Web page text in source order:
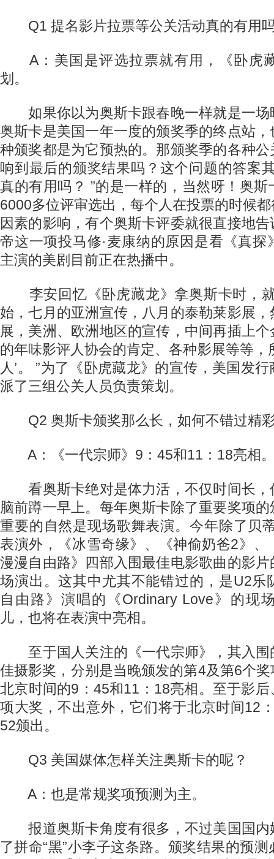
Q1 提名影片拉票等公关活动真的有用
A：美国是评选拉票就有用，《卧虎
划。
如果你以为奥斯卡跟春晚一样就是一场
奥斯卡是美国一年一度的颁奖季的终点站
种颁奖都是为它预热的。那颁奖季的各种
响到最后的颁奖结果吗？这个问题的答案
真的有用吗？ ”的是一样的，当然呀！奥
6000多位评审选出，每个人在投票的时候
因素的影响，有个奥斯卡评委就很直接地
帝这一项投马修·麦康纳的原因是看《真探
主演的美剧目前正在热播中。
李安回忆《卧虎藏龙》拿奥斯卡时，就
始，七月的亚洲宣传，八月的泰勒莱影展
展，美洲、欧洲地区的宣传，中间再插上
的年味影评人协会的肯定、各种影展等等，
人’。 ”为了《卧虎藏龙》的宣传，美国发
派了三组公关人员负责策划。
Q2 奥斯卡颁奖那么长，如何不错过精
A：《一代宗师》9：45和11：18亮相
看奥斯卡绝对是体力活，不仅时间长，
脑前蹲一早上。每年奥斯卡除了重要奖项
重要的自然是现场歌舞表演。今年除了贝
表演外，《冰雪奇缘》、《神偷奶爸2》、
漫漫自由路》四部入围最佳电影歌曲的影
场演出。这其中尤其不能错过的，是U2乐
自由路》演唱的《Ordinary Love》的现
儿，也将在表演中亮相。
至于国人关注的《一代宗师》，其入围
佳摄影奖，分别是当晚颁发的第4及第6个
北京时间的9：45和11：18亮相。至于影
项大奖，不出意外，它们将于北京时间12
52颁出。
Q3 美国媒体怎样关注奥斯卡的呢？
A：也是常规奖项预测为主。
报道奥斯卡角度有很多，不过美国国内
了拼命“黑”小李子这条路。颁奖结果的预